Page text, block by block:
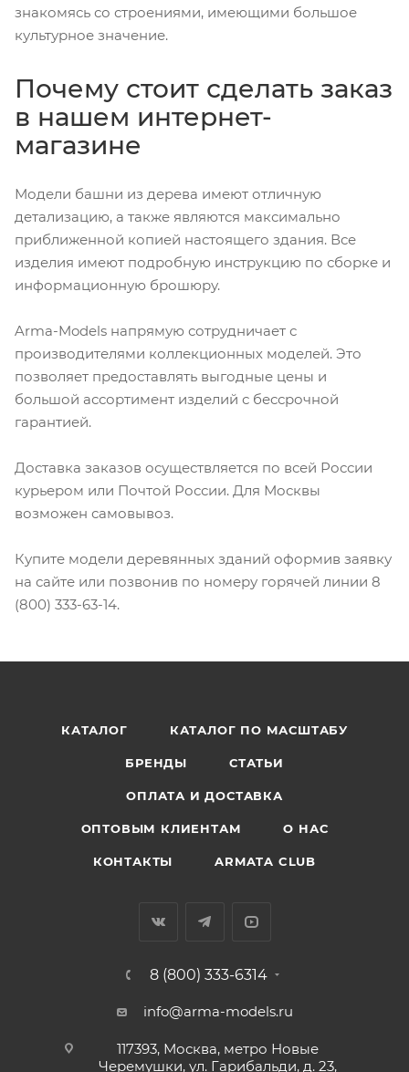
знакомясь со строениями, имеющими большое
культурное значение.
Почему стоит сделать заказ
в нашем интернет-
магазине
Модели башни из дерева имеют отличную
детализацию, а также являются максимально
приближенной копией настоящего здания. Все
изделия имеют подробную инструкцию по сборке и
информационную брошюру.
Arma-Models напрямую сотрудничает с
производителями коллекционных моделей. Это
позволяет предоставлять выгодные цены и
большой ассортимент изделий с бессрочной
гарантией.
Доставка заказов осуществляется по всей России
курьером или Почтой России. Для Москвы
возможен самовывоз.
Купите модели деревянных зданий оформив заявку
на сайте или позвонив по номеру горячей линии 8
(800) 333-63-14.
КАТАЛОГ КАТАЛОГ ПО МАСШТАБУ
БРЕНДЫ СТАТЬИ
ОПЛАТА И ДОСТАВКА
ОПТОВЫМ КЛИЕНТАМ О НАС
КОНТАКТЫ ARMATA CLUB
8 (800) 333-6314
info@arma-models.ru
117393, Москва, метро Новые
Черемушки, ул. Гарибальди, д. 23,